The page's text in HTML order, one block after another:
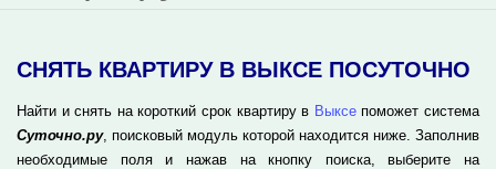
СНЯТЬ КВАРТИРУ В ВЫКСЕ ПОСУТОЧНО
Найти и снять на короткий срок квартиру в Выксепоможет система
Суточно.ру, поисковый модуль которой находится ниже. Заполнив
необходимые поля и нажав на кнопку поиска, выберите на